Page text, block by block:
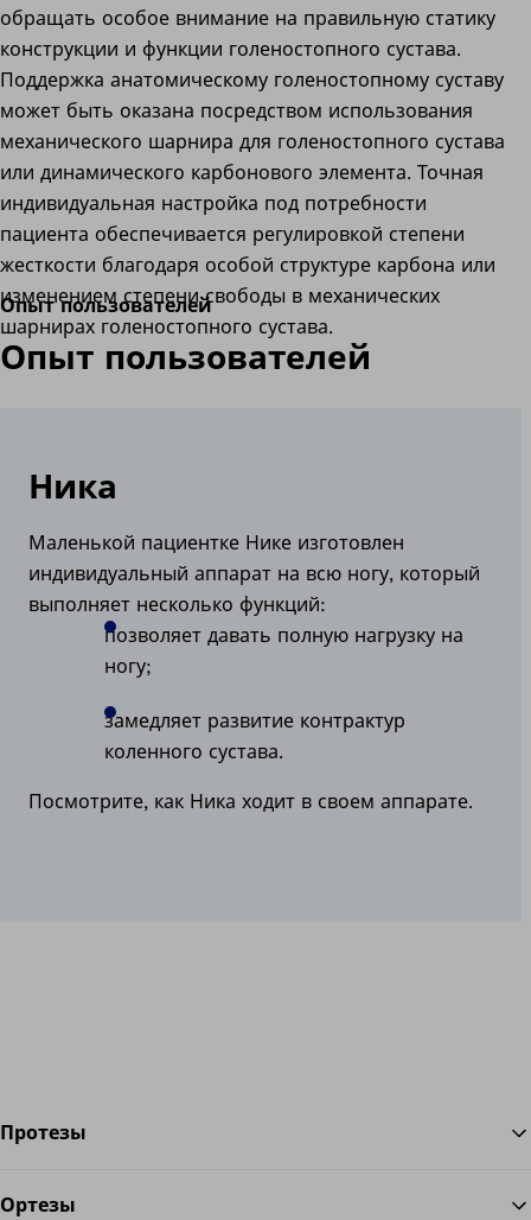
обращать особое внимание на правильную статику
конструкции и функции голеностопного сустава.
Поддержка анатомическому голеностопному суставу
может быть оказана посредством использования
механического шарнира для голеностопного сустава
или динамического карбонового элемента. Точная
индивидуальная настройка под потребности
пациента обеспечивается регулировкой степени
жесткости благодаря особой структуре карбона или
изменением степени свободы в механических
шарнирах голеностопного сустава.
Опыт пользователей
Опыт пользователей
Ника
Маленькой пациентке Нике изготовлен
индивидуальный аппарат на всю ногу, который
выполняет несколько функций:
позволяет давать полную нагрузку на
ногу;
замедляет развитие контрактур
коленного сустава.
Посмотрите, как Ника ходит в своем аппарате.
Протезы
Ортезы